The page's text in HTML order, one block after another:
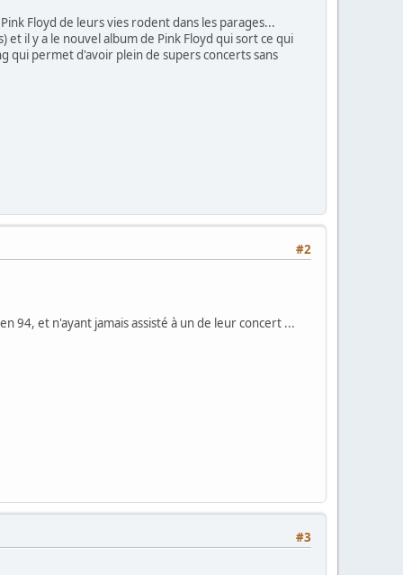
Floyd de leurs vies rodent dans les parages...
il y a le nouvel album de Pink Floyd qui sort ce qui
qui permet d'avoir plein de supers concerts sans
#2
94, et n'ayant jamais assisté à un de leur concert ...
#3